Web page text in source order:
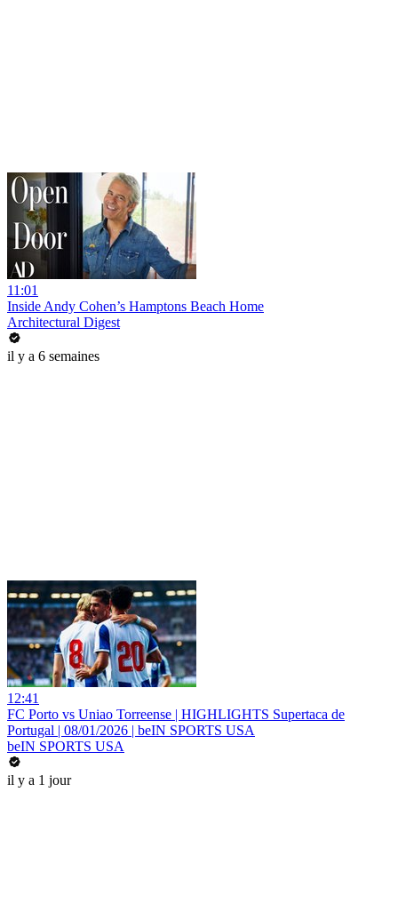
11:01
Inside Andy Cohen’s Hamptons Beach Home
Architectural Digest
il y a 6 semaines
12:41
FC Porto vs Uniao Torreense | HIGHLIGHTS Supertaca de
Portugal | 08/01/2026 | beIN SPORTS USA
beIN SPORTS USA
il y a 1 jour